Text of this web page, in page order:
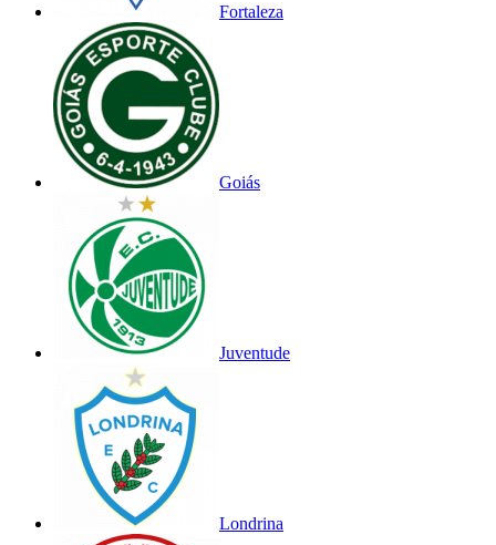
Fortaleza
Goiás
Juventude
Londrina